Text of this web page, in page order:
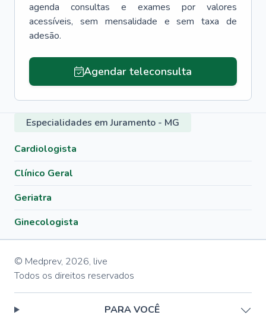
agenda consultas e exames por valores
acessíveis, sem mensalidade e sem taxa de
adesão.
Agendar teleconsulta
Especialidades em Juramento - MG
Cardiologista
Clínico Geral
Geriatra
Ginecologista
© Medprev, 2026, live
Todos os direitos reservados
PARA VOCÊ